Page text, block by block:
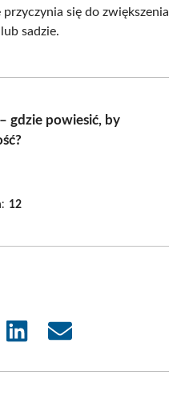
się do zwiększenia
sadzie.
gdzie powiesić, by
12
Share
Share